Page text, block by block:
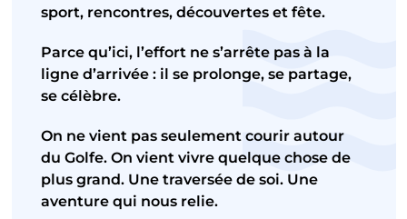
sport, rencontres, découvertes et fête.
Parce qu’ici, l’effort ne s’arrête pas à la
ligne d’arrivée : il se prolonge, se partage,
se célèbre.
On ne vient pas seulement courir autour
du Golfe. On vient vivre quelque chose de
plus grand. Une traversée de soi. Une
aventure qui nous relie.